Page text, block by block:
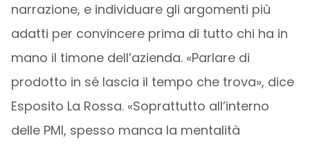
narrazione, e individuare gli argomenti più
adatti per convincere prima di tutto chi ha in
mano il timone dell’azienda. «Parlare di
prodotto in sé lascia il tempo che trova», dice
Esposito La Rossa. «Soprattutto all’interno
delle PMI, spesso manca la mentalità